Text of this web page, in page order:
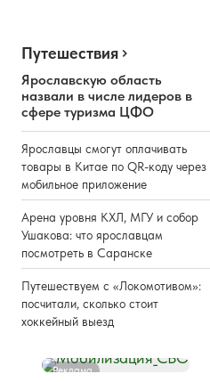
Путешествия
Ярославскую область
назвали в числе лидеров в
сфере туризма ЦФО
Ярославцы смогут оплачивать
товары в Китае по QR-коду через
мобильное приложение
Арена уровня КХЛ, МГУ и собор
Ушакова: что ярославцам
посмотреть в Саранске
Путешествуем с «Локомотивом»:
посчитали, сколько стоит
хоккейный выезд
Реклама